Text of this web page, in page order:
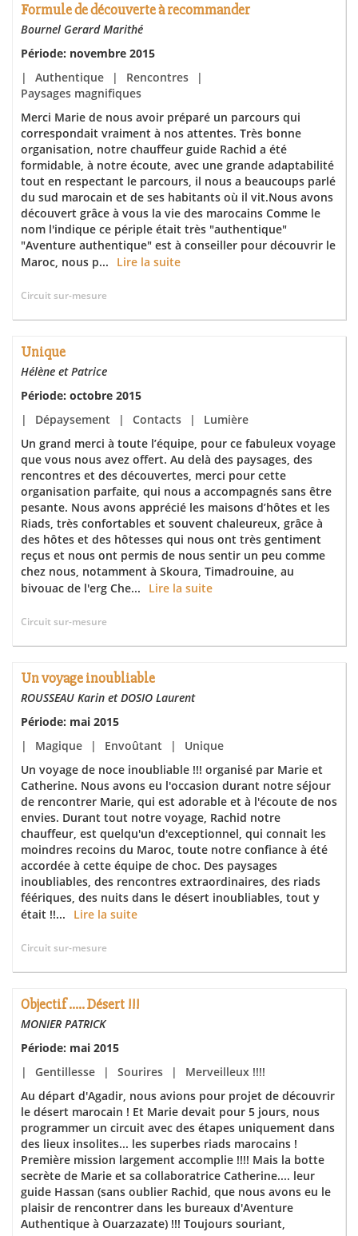
Formule de découverte à recommander
Bournel Gerard Marithé
Période: novembre 2015
|
Authentique | Rencontres
|
Paysages magnifiques
Merci Marie de nous avoir préparé un parcours qui
correspondait vraiment à nos attentes. Très bonne
organisation, notre chauffeur guide Rachid a été
formidable, à notre écoute, avec une grande adaptabilité
tout en respectant le parcours, il nous a beaucoups parlé
du sud marocain et de ses habitants où il vit.Nous avons
découvert grâce à vous la vie des marocains Comme le
nom l'indique ce périple était très "authentique"
"Aventure authentique" est à conseiller pour découvrir le
Maroc, nous p...
Lire la suite
Circuit sur-mesure
Unique
Hélène et Patrice
Période: octobre 2015
|
Dépaysement | Contacts |
Lumière
Un grand merci à toute l’équipe, pour ce fabuleux voyage
que vous nous avez offert. Au delà des paysages, des
rencontres et des découvertes, merci pour cette
organisation parfaite, qui nous a accompagnés sans être
pesante. Nous avons apprécié les maisons d’hôtes et les
Riads, très confortables et souvent chaleureux, grâce à
des hôtes et des hôtesses qui nous ont très gentiment
reçus et nous ont permis de nous sentir un peu comme
chez nous, notamment à Skoura, Timadrouine, au
bivouac de l'erg Che...
Lire la suite
Circuit sur-mesure
Un voyage inoubliable
ROUSSEAU Karin et DOSIO Laurent
Période: mai 2015
|
Magique | Envoûtant |
Unique
Un voyage de noce inoubliable !!! organisé par Marie et
Catherine. Nous avons eu l'occasion durant notre séjour
de rencontrer Marie, qui est adorable et à l'écoute de nos
envies. Durant tout notre voyage, Rachid notre
chauffeur, est quelqu'un d'exceptionnel, qui connait les
moindres recoins du Maroc, toute notre confiance à été
accordée à cette équipe de choc. Des paysages
inoubliables, des rencontres extraordinaires, des riads
féériques, des nuits dans le désert inoubliables, tout y
était !!...
Lire la suite
Circuit sur-mesure
Objectif ..... Désert !!!
MONIER PATRICK
Période: mai 2015
|
Gentillesse | Sourires |
Merveilleux !!!!
Au départ d'Agadir, nous avions pour projet de découvrir
le désert marocain ! Et Marie devait pour 5 jours, nous
programmer un circuit avec des étapes uniquement dans
des lieux insolites... les superbes riads marocains !
Première mission largement accomplie !!!! Mais la botte
secrète de Marie et sa collaboratrice Catherine.... leur
guide Hassan (sans oublier Rachid, que nous avons eu le
plaisir de rencontrer dans les bureaux d'Aventure
Authentique à Ouarzazate) !!! Toujours souriant,